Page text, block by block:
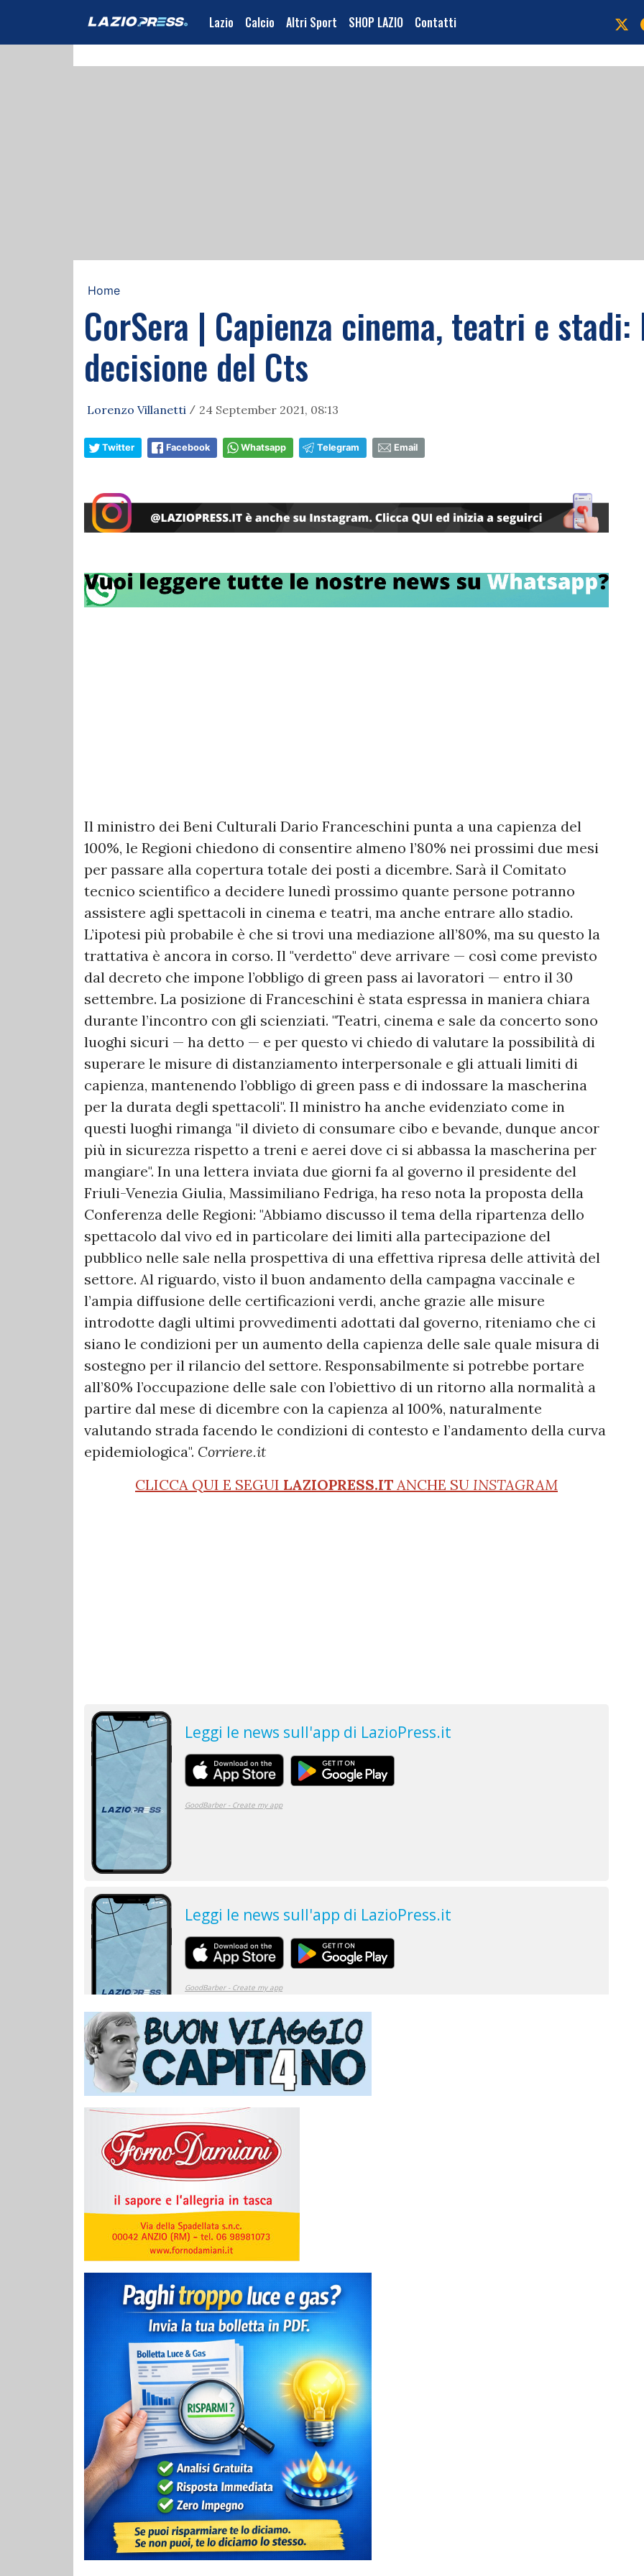
Lazio Calcio Altri Sport SHOP LAZIO Contatti
Home
CorSera | Capienza cinema, teatri e
decisione del Cts
Lorenzo Villanetti / 24 September 2021, 08:13
Twitter Facebook Whatsapp Telegram Email
Il ministro dei Beni Culturali Dario Franceschini punta a una capienza del
100%, le Regioni chiedono di consentire almeno l’80% nei prossimi due mesi
per passare alla copertura totale dei posti a dicembre. Sarà il Comitato
tecnico scientifico a decidere lunedì prossimo quante persone potranno
assistere agli spettacoli in cinema e teatri, ma anche entrare allo stadio.
L’ipotesi più probabile è che si trovi una mediazione all’80%, ma su questo la
trattativa è ancora in corso. Il "verdetto" deve arrivare — così come previsto
dal decreto che impone l’obbligo di green pass ai lavoratori — entro il 30
settembre. La posizione di Franceschini è stata espressa in maniera chiara
durante l’incontro con gli scienziati. "Teatri, cinema e sale da concerto sono
luoghi sicuri — ha detto — e per questo vi chiedo di valutare la possibilità di
superare le misure di distanziamento interpersonale e gli attuali limiti di
capienza, mantenendo l’obbligo di green pass e di indossare la mascherina
per la durata degli spettacoli". Il ministro ha anche evidenziato come in
questi luoghi rimanga "il divieto di consumare cibo e bevande, dunque ancor
più in sicurezza rispetto a treni e aerei dove ci si abbassa la mascherina per
mangiare". In una lettera inviata due giorni fa al governo il presidente del
Friuli-Venezia Giulia, Massimiliano Fedriga, ha reso nota la proposta della
Conferenza delle Regioni: "Abbiamo discusso il tema della ripartenza dello
spettacolo dal vivo ed in particolare dei limiti alla partecipazione del
pubblico nelle sale nella prospettiva di una effettiva ripresa delle attività del
settore. Al riguardo, visto il buon andamento della campagna vaccinale e
l’ampia diffusione delle certificazioni verdi, anche grazie alle misure
introdotte dagli ultimi provvedimenti adottati dal governo, riteniamo che ci
siano le condizioni per un aumento della capienza delle sale quale misura di
sostegno per il rilancio del settore. Responsabilmente si potrebbe portare
all’80% l’occupazione delle sale con l’obiettivo di un ritorno alla normalità a
partire dal mese di dicembre con la capienza al 100%, naturalmente
valutando strada facendo le condizioni di contesto e l’andamento della curva
epidemiologica". Corriere.it
CLICCA QUI E SEGUI LAZIOPRESS.IT ANCHE SU INSTAGRAM